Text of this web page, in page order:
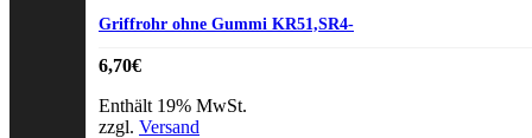
Griffrohr ohne Gummi KR51,SR4-
6,70€
Enthält 19% MwSt.
zzgl. Versand